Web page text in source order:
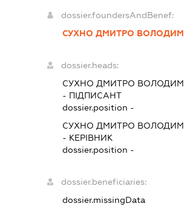
dossier.foundersAndBenef:
СУХНО ДМИТРО
dossier.heads:
СУХНО ДМИТРО
- ПІДПИСАНТ
dossier.position -
СУХНО ДМИТРО
- КЕРІВНИК
dossier.position -
dossier.beneficiaries:
dossier.missingData